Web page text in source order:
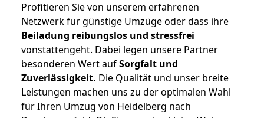
Profitieren Sie von unserem erfahrenen
Netzwerk für günstige Umzüge oder dass ihre
Beiladung reibungslos und stressfrei
vonstattengeht. Dabei legen unsere Partner
besonderen Wert aufSorgfalt und
Zuverlässigkeit. Die Qualität und unser breite
Leistungen machen uns zu der optimalen Wahl
für Ihren Umzug von Heidelberg nach